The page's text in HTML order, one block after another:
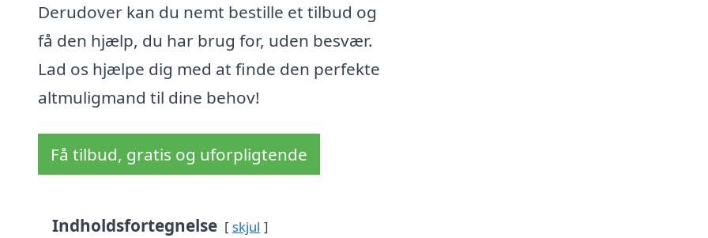
Derudover kan du nemt bestille et tilbud og
få den hjælp, du har brug for, uden besvær.
Lad os hjælpe dig med at finde den perfekte
altmuligmand til dine behov!
Få tilbud, gratis og uforpligtende
Indholdsfortegnelse skjul